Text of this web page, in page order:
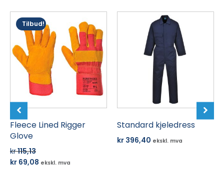
Tilbud!
Fleece Lined Rigger
Glove
kr115,13
Opprinnelig
kr 69,08 Nåværende
ekskl. mva
Standard kjeledress
kr396,40 ekskl. mva
produktet
Alternativene
produktsiden